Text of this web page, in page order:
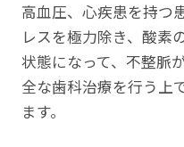
高血圧、心疾患を持つ
レスを極力除き、酸素
状態になって、不整脈
全な歯科治療を行う上
ます。